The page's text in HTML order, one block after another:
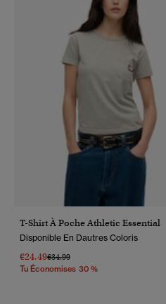
T-Shirt À Poche Athletic Essential
Disponible En Dautres Coloris
€24.49Prix Réduit De
€34.99À
Tu Économises 30 %